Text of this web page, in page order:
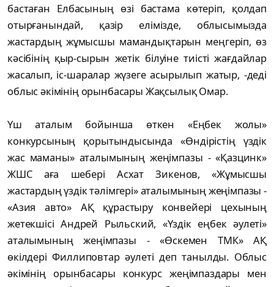
бастаған Елбасының өзі бастама көтеріп, қолдап
отырғанындай, қазір елімізде, облысымызда
жастардың жұмысшы мамандықтарын меңгеріп, өз
кәсібінің қыр-сырын жетік білуіне тиісті жағдайлар
жасалып, іс-шаралар жүзеге асырылып жатыр, -деді
облыс әкімінің орынбасары Жақсылық Омар.
Үш аталым бойынша өткен «Еңбек жолы»
конкурсының қорытындысында «Өндірістің үздік
жас маманы» аталымының жеңімпазы - «Қазцинк»
ЖШС аға шебері Асхат Зикенов, «Жұмысшы
жастардың үздік тәлімгері» аталымының жеңімпазы -
«Азия авто» АҚ құрастыру конвейері цехының
жетекшісі Андрей Рыльский, «Үздік еңбек әулеті»
аталымының жеңімпазы - «Өскемен ТМК» АҚ
өкілдері Филлиповтар әулеті деп танылды. Облыс
әкімінің орынбасары конкурс жеңімпаздары мен